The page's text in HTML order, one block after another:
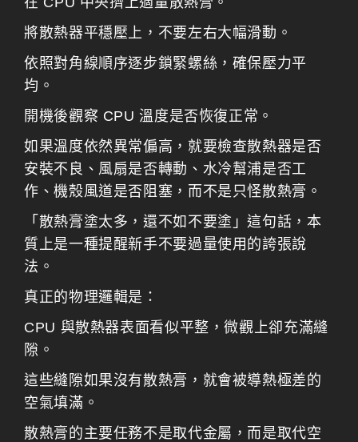
將散熱器平穩壓上，不要左右大幅滑動。
依照對角線順序逐步鎖緊螺絲，確保壓力平
均。
開機後觀察 CPU 溫度是否恢復正常。
如果溫度依然異常偏高，就要檢查散熱器是否
安裝不良、風扇是否轉動、水冷幫浦是否工
作、機殼風道是否阻塞，而不是只怪散熱膏。
「散熱膏塗太多，還不如不要塗」這句話，本
質上是一種提醒新手不要過量使用的誇張說
法。
真正的物理邏輯是：
CPU 與散熱器表面看似平整，微觀上卻充滿縫
隙。
這些縫隙如果沒有散熱膏，就會被導熱極差的
空氣填滿。
散熱膏的主要任務不是取代金屬，而是取代空